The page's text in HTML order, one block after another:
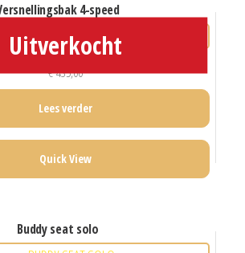
versnellingsbak 4-speed
€435,00
Lees verder
Quick View
buddy seat solo